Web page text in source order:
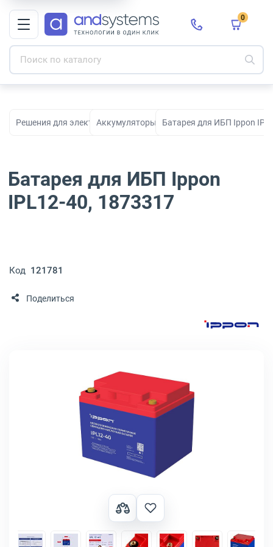
0
Решения для электропитанияАккумуляторы для ИБПБатарея для ИБП Ippon
Батарея для ИБП Ippon
IPL12-40, 1873317
Код 121781
Поделиться